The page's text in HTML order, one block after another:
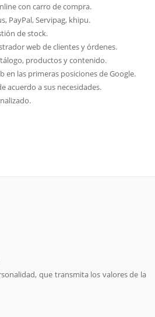
con carro de compra.
PayPal, Servipag, khipu.
de stock.
web de clientes y órdenes.
productos y contenido.
en las primeras posiciones de Google.
acuerdo a sus necesidades.
que transmita los valores de la